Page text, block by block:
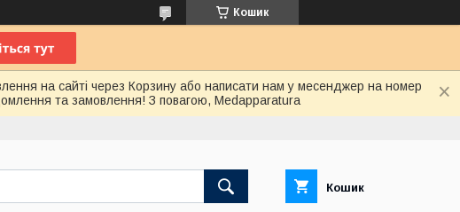
Кошик
на сайті через Корзину або написати нам у месенджер на номер
та замовлення! З повагою, Medapparatura
Кошик